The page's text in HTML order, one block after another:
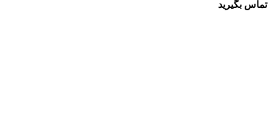
تماس بگیرید